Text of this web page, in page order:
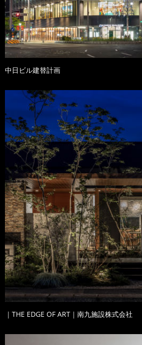
中日ビル建替計画
｜THE EDGE OF ART｜南九施設株式会社